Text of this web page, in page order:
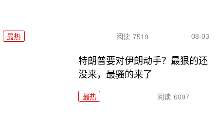
最热 阅读 7519 08-03
特朗普要对伊朗动手？最狠的还
没来，最骚的来了
最热 阅读 6097